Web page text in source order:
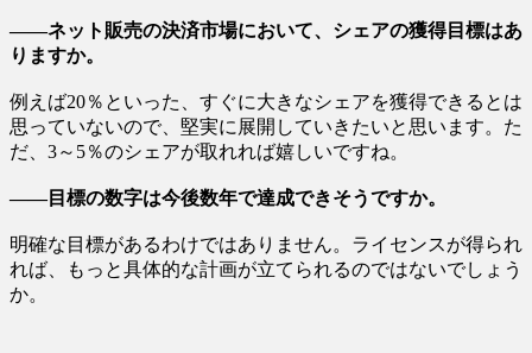
――ネット販売の決済市場において、シェアの獲得目標はあ
りますか。
例えば20％といった、すぐに大きなシェアを獲得できるとは
思っていないので、堅実に展開していきたいと思います。た
だ、3～5％のシェアが取れれば嬉しいですね。
――目標の数字は今後数年で達成できそうですか。
明確な目標があるわけではありません。ライセンスが得られ
れば、もっと具体的な計画が立てられるのではないでしょう
か。